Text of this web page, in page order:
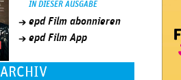
IN DIESER AUSGABE
epd Film abonnieren
epd Film App
ARCHIV